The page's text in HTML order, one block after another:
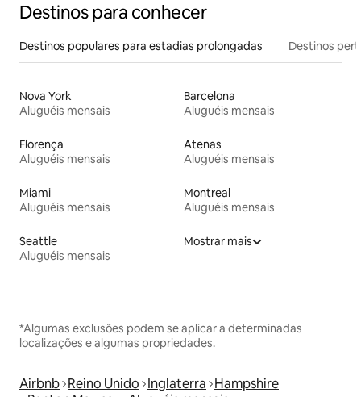
Destinos para conhecer
Destinos populares para estadias prolongadas Destinos
Nova York
Aluguéis mensais
Barcelona
Aluguéis mensais
Florença
Aluguéis mensais
Atenas
Aluguéis mensais
Miami
Aluguéis mensais
Montreal
Aluguéis mensais
Seattle
Aluguéis mensais
Mostrar mais
*Algumas exclusões podem se aplicar a determinadas
localizações e algumas propriedades.
Airbnb Reino Unido Inglaterra Hampshire